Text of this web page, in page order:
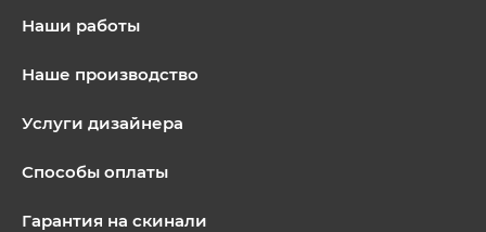
Наши работы
Наше производство
Услуги дизайнера
Способы оплаты
Гарантия на скинали